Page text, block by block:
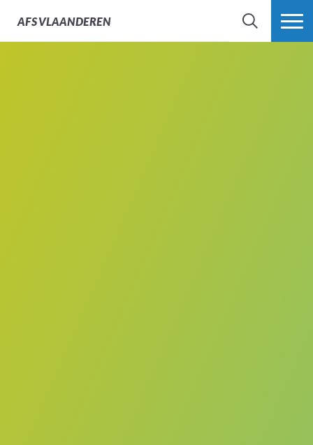
AFSVLAANDEREN
ZOEK MEER